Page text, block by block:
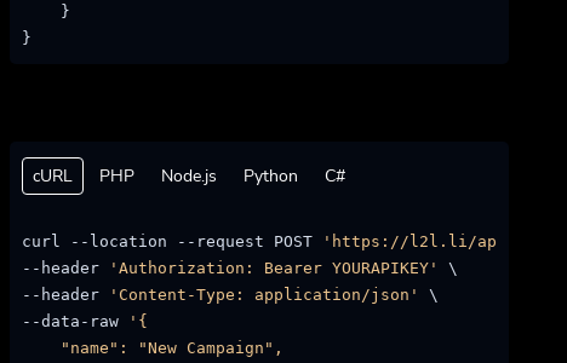
}
}
cURL PHP Node.js Python C#
curl --location --request POST
'https://l2l.li/api/
--header
'Authorization: Bearer YOURAPIKEY'
\
--header
'Content-Type: application/json'
\
--data-raw
'{
    "name": "New Campaign",